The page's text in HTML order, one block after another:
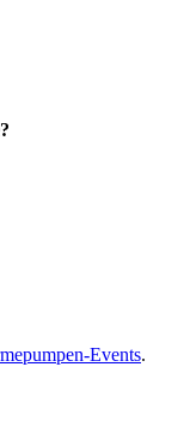
Events.